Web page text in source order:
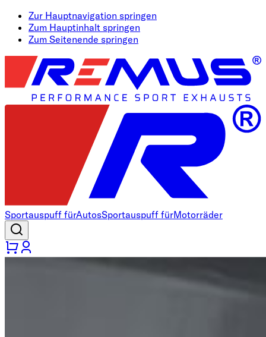
Zur Hauptnavigation springen
Zum Hauptinhalt springen
Zum Seitenende springen
Sportauspuff fürAutosSportauspuff fürMotorräder